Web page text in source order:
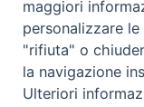
Vita
maggiori
personalizzare
"rifiuta" o
la navigazione
Ulteriori